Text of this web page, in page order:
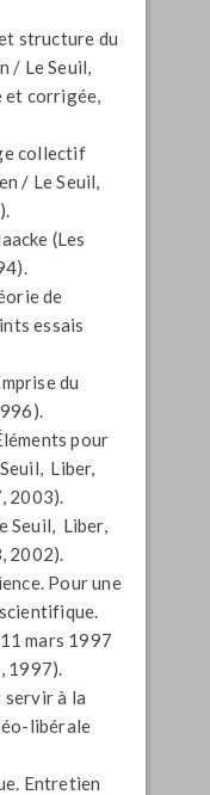
structure du
/ Le Seuil,
et corrigée,
collectif
/ Le Seuil,
(Les
de
essais
du
pour
Liber,
2003).
Seuil, Liber,
2002).
Pour une
mars 1997
1997).
à la
libérale
Entretien